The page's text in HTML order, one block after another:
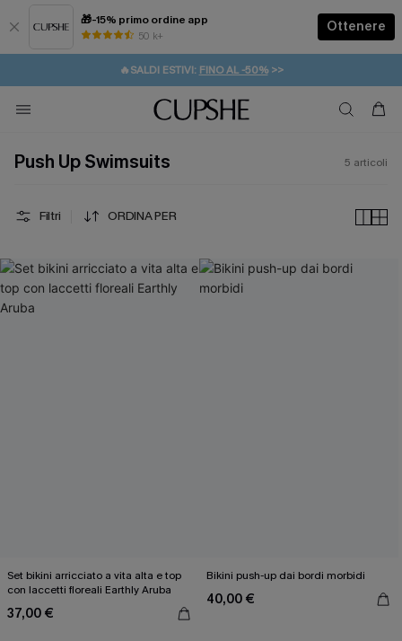
🎁-15% primo ordine app
50 k+
Ottenere
⚡️-15% SUGLI ESSENZIALI DA VACANZA | ACQUISTA
🔥SALDI ESTIVI: FINO AL -50%>>
🚚SPEDIZIONE GRATUITA DA 49€
💌REGALO PER I NUOVI: 20% DI SCONTO*
Push Up Swimsuits 5 articoli
Filtri ORDINA PER
Set bikini arricciato a vita alta e top
con laccetti floreali Earthly Aruba
37,00 €
Bikini push-up dai bordi morbidi
40,00 €